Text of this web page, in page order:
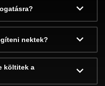
nektek?
költitek a